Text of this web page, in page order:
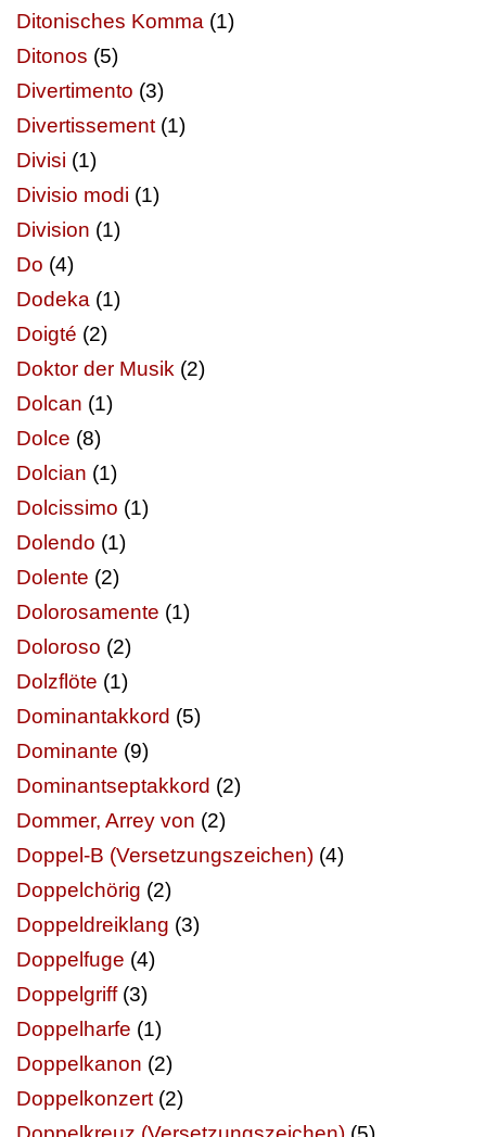
Ditonisches Komma (1)
Ditonos (5)
Divertimento (3)
Divertissement (1)
Divisi (1)
Divisio modi (1)
Division (1)
Do (4)
Dodeka (1)
Doigté (2)
Doktor der Musik (2)
Dolcan (1)
Dolce (8)
Dolcian (1)
Dolcissimo (1)
Dolendo (1)
Dolente (2)
Dolorosamente (1)
Doloroso (2)
Dolzflöte (1)
Dominantakkord (5)
Dominante (9)
Dominantseptakkord (2)
Dommer, Arrey von (2)
Doppel-B (Versetzungszeichen) (4)
Doppelchörig (2)
Doppeldreiklang (3)
Doppelfuge (4)
Doppelgriff(3)
Doppelharfe (1)
Doppelkanon (2)
Doppelkonzert (2)